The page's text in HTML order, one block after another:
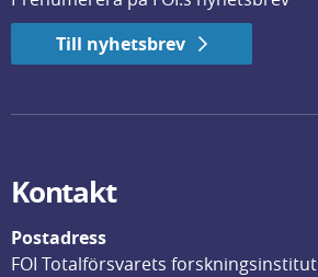
Till nyhetsbrev
Kontakt
Postadress
FOI Totalförsvarets forskningsinstitut